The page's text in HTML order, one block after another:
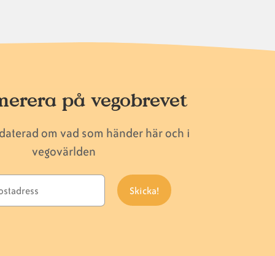
på vegobrevet
om vad som händer här och i
vegovärlden